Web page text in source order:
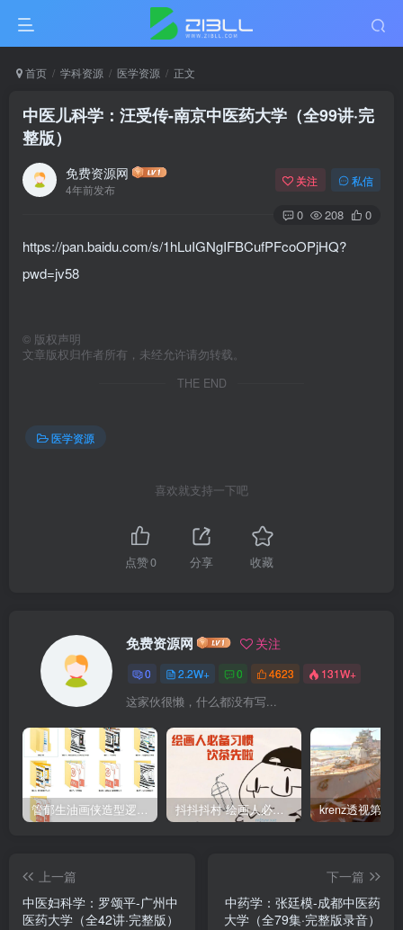
首页 学科资源 医学资源 正文
中医儿科学：汪受传-南京中医药大学（全99讲·完
整版）
免费资源网
4年前发布
关注 私信
0 208 0
https://pan.baidu.com/s/1hLuIGNgIFBCufPFcoOPjHQ?
pwd=jv58
© 版权声明
文章版权归作者所有，未经允许请勿转载。
THE END
医学资源
喜欢就支持一下吧
点赞0 分享 收藏
免费资源网 关注
0 2.2W+ 0 4623 131W+
这家伙很懒，什么都没有写...
管郁生油画侠造型逻辑班第一期2019年5月【高清不缺课】 抖抖抖村 绘画人必备习惯2020【画质不错】
上一篇
中医妇科学：罗颂平-广州中
医药大学（全42讲·完整版）
下一篇
中药学：张廷模-成都中医药
大学（全79集·完整版录音）